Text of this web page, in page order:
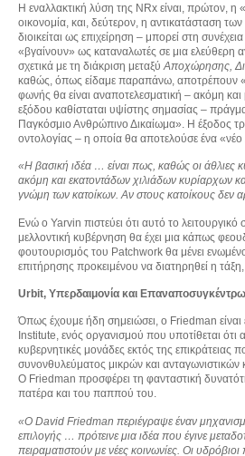
Η εναλλακτική λύση της NRx είναι,
οικονομία, και, δεύτερον, η αντικατάσταση
διοικείται ως επιχείρηση – μπορεί στη
«βγαίνουν» ως καταναλωτές σε μια ελεύθερη
σχετικά με τη διάκριση μεταξύΑποχώρησης,
καθώς, όπως είδαμε παραπάνω, αποτρέπουν
φωνής θα είναι αναποτελεσματική – ακόμη
εξόδου καθίσταται υψίστης σημασίας –
Παγκόσμιο Ανθρώπινο Δικαίωμα». Η έξοδος
οντολογίας – η οποία θα αποτελούσε ένα
«Η βασική ιδέα … είναι πως, καθώς οι άθλιες
ακόμη και εκατοντάδων χιλιάδων κυρίαρχων
γνώμη των κατοίκων. Αν στους κατοίκους δεν
Ενώ ο Yarvin πιστεύει ότι αυτό το
μελλοντική κυβέρνηση θα έχει μια κάπως
φουτουρισμός του Patchwork θα μένει
επιτήρησης προκειμένου να διατηρηθεί η
Urbit, Υπερδαιμονία και
Όπως έχουμε ήδη σημειώσει, ο Friedman
Institute, ενός οργανισμού που υποτίθεται
κυβερνητικές μονάδες εκτός της
συνονθυλεύματος μικρών και ανταγωνιστικών
Ο Friedman προσφέρει τη φανταστική
πατέρα και του παππού του.
«Ο David Friedman περιέγραψε έναν
επιλογής … πρότεινε μια ιδέα που έγινε
πειραματιστούν με νέες κοινωνίες. Οι